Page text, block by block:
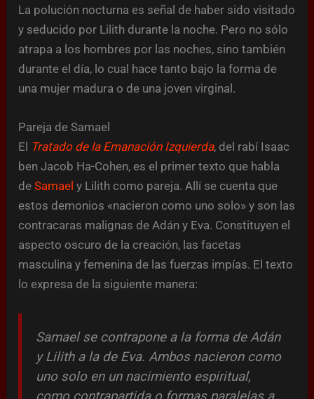
La polución nocturna es señal de haber sido visitado
y seducido por Lilith durante la noche. Pero no sólo
atrapa a los hombres por las noches, sino también
durante el día, lo cual hace tanto bajo la forma de
una mujer madura o de una joven virginal.
Pareja de Samael
El Tratado de la Emanación Izquierda, del rabí Isaac
ben Jacob Ha-Cohen, es el primer texto que habla
deSamael y Lilith como pareja. Allí se cuenta que
estos demonios «nacieron como uno solo» y son las
contracaras malignas de Adán y Eva. Constituyen el
aspecto oscuro de la creación, las facetas
masculina y femenina de las fuerzas impías. El texto
lo expresa de la siguiente manera:
Samael se contrapone a la forma de Adán
y Lilith a la de Eva. Ambos nacieron como
uno solo en un nacimiento espiritual,